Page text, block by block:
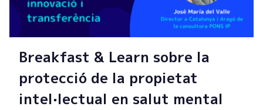
Breakfast & Learn sobre la
protecció de la propietat
intel·lectual en salut mental